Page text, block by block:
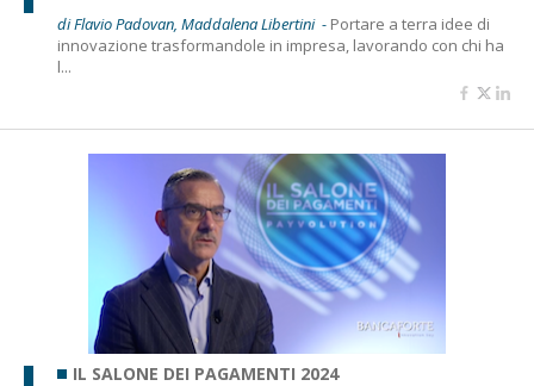
di Flavio Padovan, Maddalena Libertini - Portare a terra idee di
innovazione trasformandole in impresa, lavorando con chi ha
l...
IL SALONE DEI PAGAMENTI 2024